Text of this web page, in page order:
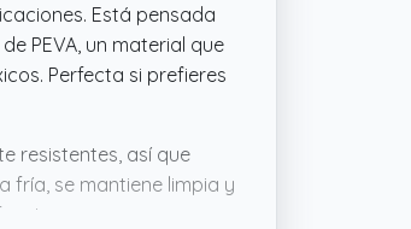
Está pensada
PEVA, un material que
Perfecta si prefieres
resistentes, así que
fría, se mantiene limpia y
parece un